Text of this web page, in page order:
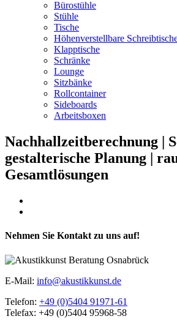
Bürostühle
Stühle
Tische
Höhenverstellbare
Klapptische
Schränke
Lounge
Sitzbänke
Rollcontainer
Sideboards
Arbeitsboxen
Nachhallzeitberechnung |
gestalterische Planung |
Gesamtlösungen
Nehmen Sie Kontakt zu uns auf!
E-Mail: info@akustikkunst.de
Telefon: +49 (0)5404 91971-61
Telefax: +49 (0)5404 95968-58